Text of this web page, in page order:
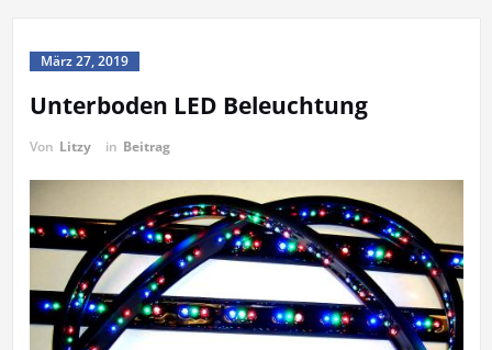
März 27, 2019
Unterboden LED Beleuchtung
Von Litzy in Beitrag